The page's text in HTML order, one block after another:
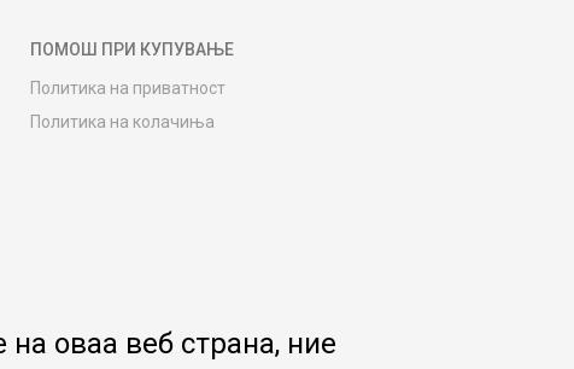
ПОМОШ ПРИ КУПУВАЊЕ
Политика на приватност
Политика на колачиња
Product Finder
оваа веб страна, ние